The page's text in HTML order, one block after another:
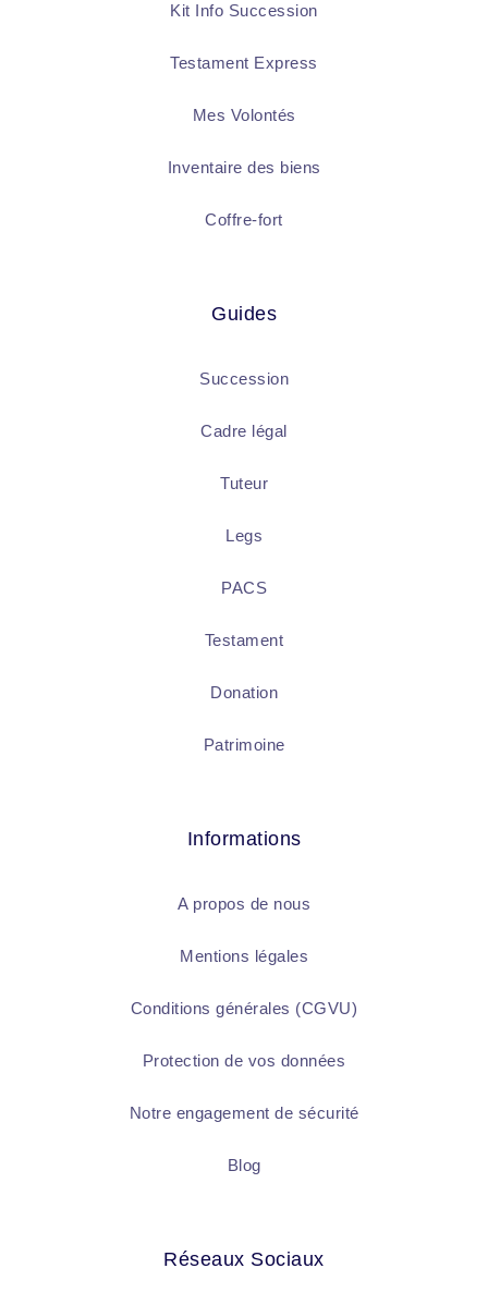
Kit Info Succession
Testament Express
Mes Volontés
Inventaire des biens
Coffre-fort
Guides
Succession
Cadre légal
Tuteur
Legs
PACS
Testament
Donation
Patrimoine
Informations
A propos de nous
Mentions légales
Conditions générales (CGVU)
Protection de vos données
Notre engagement de sécurité
Blog
Réseaux Sociaux